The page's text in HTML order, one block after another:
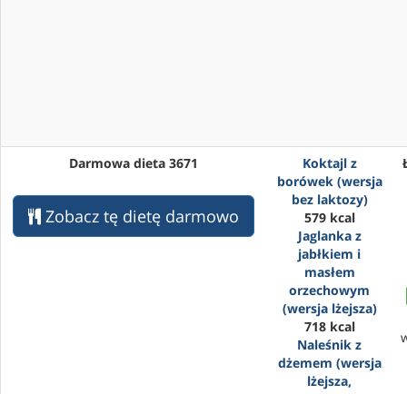
Darmowa dieta 3671
Zobacz tę dietę darmowo
Koktajl z
borówek (wersja
bez laktozy)
579 kcal
Jaglanka z
jabłkiem i
masłem
orzechowym
(wersja lżejsza)
718 kcal
Naleśnik z
dżemem (wersja
lżejsza,